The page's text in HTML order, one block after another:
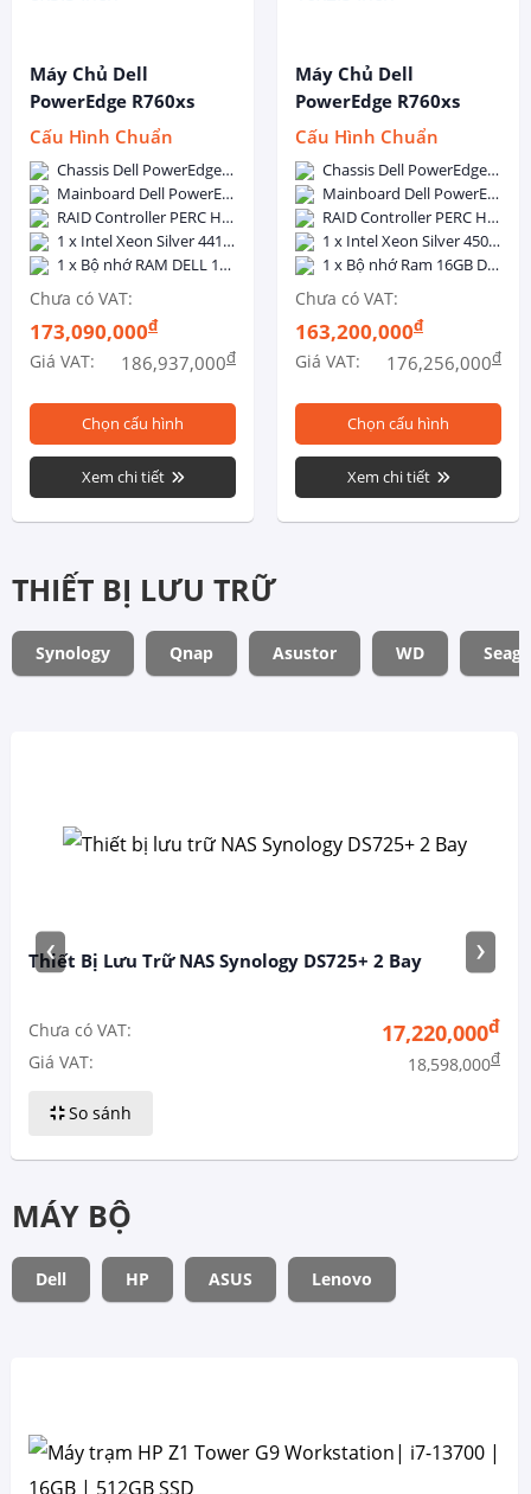
Máy Chủ Dell
PowerEdge R760xs
8x3.5 Inch
Cấu Hình Chuẩn
Chassis Dell PowerEdge R760xs 8x3.5-inch - Dual, Hot-plug, Power Supply Redundant (1+1), 800W
Mainboard Dell PowerEdge R760xs
RAID Controller PERC H755
1 x Intel Xeon Silver 4410Y (12C/24T, 2.0GHz, 30MB Cache, 150W, DDR5-4000)
1 x Bộ nhớ RAM DELL 16GB DDR5 5600MHz ECC Registered DIMM
Chưa có VAT:
173,090,000đ
Giá VAT: 186,937,000đ
Chọn cấu hình
Xem chi tiết
Máy Chủ Dell
PowerEdge R760xs
16x2.5 Inch
Cấu Hình Chuẩn
Chassis Dell PowerEdge R760xs 16x2.5-inch - Dual, Hot-plug, Power Supply Redundant (1+1), 800W
Mainboard Dell PowerEdge R760xs
RAID Controller PERC H755
1 x Intel Xeon Silver 4509Y (8C/16T, 2.6GHz, 22.5MB Cache, 125W, DDR5-4400)
1 x Bộ nhớ Ram 16GB DDR5 5600 ECC RDIMM
Chưa có VAT:
163,200,000đ
Giá VAT: 176,256,000đ
Chọn cấu hình
Xem chi tiết
THIẾT BỊ LƯU TRỮ
Synology Qnap Asustor WD
Thiết Bị Lưu Trữ NAS Synology DS725+ 2 Bay
Chưa có VAT: 17,220,000đ
Giá VAT: 18,598,000đ
So sánh
‹ ›
MÁY BỘ
Dell HP ASUS Lenovo